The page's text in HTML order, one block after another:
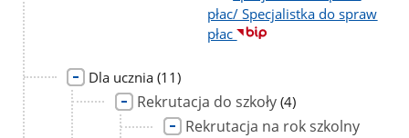
płac/ Specjalistka do spraw
płac
Dla ucznia liczba
podstron
(11)
Rekrutacja do szkoły liczba
podstron
(4)
Rekrutacja na rok szkolny